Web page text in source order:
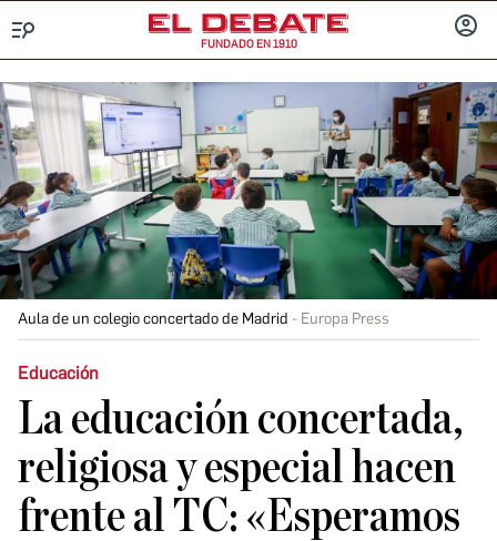
FUNDADO EN 1910
Aula de un colegio concertado de Madrid Europa Press
Educación
La educación concertada,
religiosa y especial hacen
frente al TC: «Esperamos